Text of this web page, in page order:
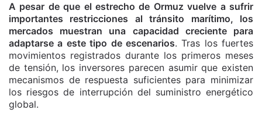
A pesar de que el estrecho de Ormuz vuelve a sufrir
importantes restricciones al tránsito marítimo, los
mercados muestran una capacidad creciente para
adaptarse a este tipo de escenarios. Tras los fuertes
movimientos registrados durante los primeros meses
de tensión, los inversores parecen asumir que existen
mecanismos de respuesta suficientes para minimizar
los riesgos de interrupción del suministro energético
global.